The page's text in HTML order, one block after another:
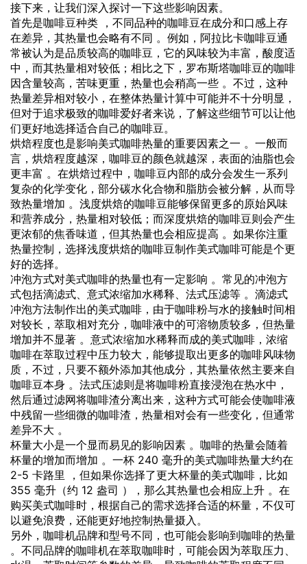
接下来，让我们深入探讨一下这些影响因素。
首先是咖啡豆种类 ，不同品种的咖啡豆在成分和口感上存
在差异，其热量也会略有不同 。例如，阿拉比卡咖啡豆通
常被认为是品质较高的咖啡豆，它的风味较为丰富，酸度适
中，而其热量相对较低；相比之下，罗布斯塔咖啡豆的咖啡
因含量较高，苦味更重，热量也会稍高一些 。不过，这种
热量差异相对较小，在整体热量计算中可能并不十分明显，
但对于追求极致的咖啡爱好者来说，了解这些细节可以让他
们更好地选择适合自己的咖啡豆。
烘焙程度也是影响美式咖啡热量的重要因素之一 。一般而
言，烘焙程度越深，咖啡豆的颜色就越深，表面的油脂也会
更丰富 。在烘焙过程中，咖啡豆内部的成分会发生一系列
复杂的化学变化，部分碳水化合物和脂肪会被分解，从而导
致热量增加 。浅度烘焙的咖啡豆能够保留更多的原始风味
和营养成分，热量相对较低；而深度烘焙的咖啡豆则会产生
更浓郁的焦香味道，但其热量也会相应提高 。如果你注重
热量控制，选择浅度烘焙的咖啡豆制作美式咖啡可能是个更
好的选择。
冲泡方式对美式咖啡的热量也有一定影响 。常见的冲泡方
式包括滴滤式、意式浓缩加水稀释、法式压滤等 。滴滤式
冲泡方法制作出的美式咖啡，由于咖啡粉与水的接触时间相
对较长，萃取相对充分，咖啡液中的可溶物质较多，但热量
增加并不显著 。意式浓缩加水稀释而成的美式咖啡，浓缩
咖啡在萃取过程中压力较大，能够提取出更多的咖啡风味物
质，不过，只要不额外添加其他成分，其热量依然主要来自
咖啡豆本身 。法式压滤则是将咖啡粉直接浸泡在热水中，
然后通过滤网将咖啡渣分离出来，这种方式可能会使咖啡液
中残留一些细微的咖啡渣，热量相对会有一些变化，但通常
差异不大 。
杯量大小是一个显而易见的影响因素 。咖啡的热量会随着
杯量的增加而增加 。一杯 240 毫升的美式咖啡热量大约在
2-5 卡路里 ，但如果你选择了更大杯量的美式咖啡，比如
355 毫升（约 12 盎司 ），那么其热量也会相应上升 。在
购买美式咖啡时，根据自己的需求选择合适的杯量，不仅可
以避免浪费，还能更好地控制热量摄入。
另外，咖啡机品牌和型号不同，也可能会影响到咖啡的热量
。不同品牌的咖啡机在萃取咖啡时，可能会因为萃取压力、